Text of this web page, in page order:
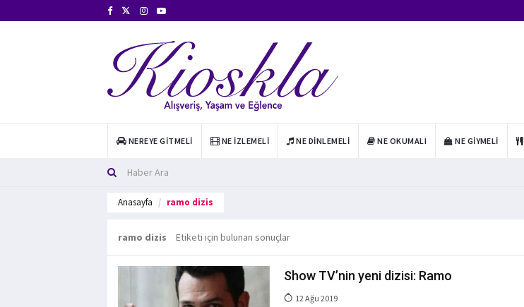
NEREYE GITMELI NE İZLEMELI NE DINLEMELI NE OKUMALI NE GIYMELI
Anasayfa ramo dizis
ramo dizis Etiketi için bulunan sonuçlar
Show TV’nin yeni dizisi: Ramo
12 Ağu 2019